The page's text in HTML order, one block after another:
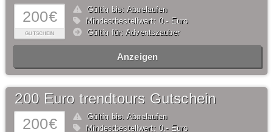
200€
GUTSCHEIN
Gültig bis: Abgelaufen
Mindestbestellwert: 0,- Euro
Gültig für: Adventszauber
Anzeigen
200€
200 Euro trendtours Gutschein
Gültig bis: Abgelaufen
Mindestbestellwert: 0,- Euro